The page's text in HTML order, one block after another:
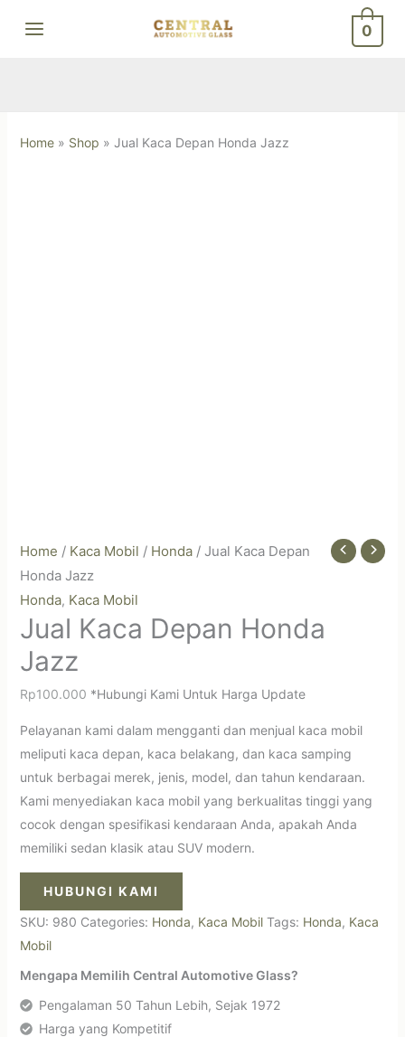
0
Home» Shop » Jual Kaca Depan Honda Jazz
Home / Kaca Mobil / Honda/ Jual Kaca Depan
Honda Jazz
Honda, Kaca Mobil
Jual Kaca Depan Honda
Jazz
Rp100.000 *Hubungi Kami Untuk Harga Update
Pelayanan kami dalam mengganti dan menjual kaca mobil
meliputi kaca depan, kaca belakang, dan kaca samping
untuk berbagai merek, jenis, model, dan tahun kendaraan.
Kami menyediakan kaca mobil yang berkualitas tinggi yang
cocok dengan spesifikasi kendaraan Anda, apakah Anda
memiliki sedan klasik atau SUV modern.
HUBUNGI KAMI
SKU: 980 Categories: Honda, Kaca Mobil Tags: Honda, Kaca
Mobil
Mengapa Memilih Central Automotive Glass?
Pengalaman 50 Tahun Lebih, Sejak 1972
Harga yang Kompetitif